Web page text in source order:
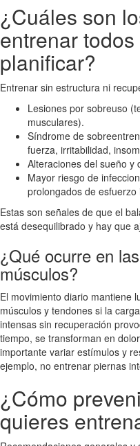
¿Cuáles son
entrenar
planificar?
Entrenar sin estructura ni
Lesiones por sobreuso
musculares).
Síndrome de
fuerza, irritabilidad,
Alteraciones del sueño y
Mayor riesgo de
prolongados de esfuerzo
Estas son señales de que el
está desequilibrado y hay que
¿Qué ocurre en
músculos?
El movimiento diario mantiene
músculos y tendones si la
intensas sin recuperación
tiempo, se transforman en
importante variar estímulos y
ejemplo, no entrenar piernas
¿Cómo
quieres